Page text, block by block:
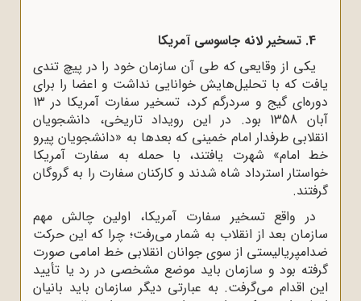
4. تسخیر لانه جاسوسی آمریکا
یکی از وقایعی که طی آن سازمان خود را در پیچ تندی
یافت که با تحلیل‌هایش خوانایی نداشت و اعضا را برای
دوره‌ای گیج و سردرگم کرد، تسخیر سفارت آمریکا در 13
آبان 1358 بود. در این رویداد تاریخی، دانشجویان
انقلابی طرفدار امام خمینی که بعدها به «دانشجویان پیرو
خط امام» شهرت یافتند، با حمله به سفارت آمریکا
خواستار استرداد شاه شدند و کارکنان سفارت را به گروگان
گرفتند.
در واقع تسخیر سفارت آمریکا، اولین چالش مهم
سازمان بعد از انقلاب به شمار می‌رفت؛ چرا که این حرکت
ضدامپریالیستی از سوی جوانان انقلابی خط امامی صورت
گرفته بود و سازمان باید موضع مشخصی در رد یا تأیید
این اقدام می‌گرفت. به عبارتی دیگر سازمان باید بانیان